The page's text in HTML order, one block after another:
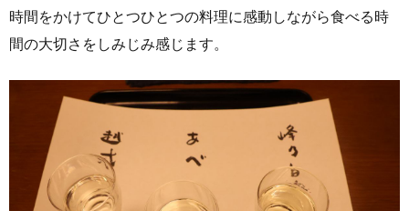
時間をかけてひとつひとつの料理に感動しながら食べる時
間の大切さをしみじみ感じます。